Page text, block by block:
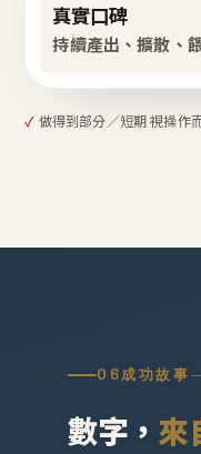
真實口碑
持續產出、擴散、
✓ 做得到部分／短期 視操作
06成功故事
數字， 來